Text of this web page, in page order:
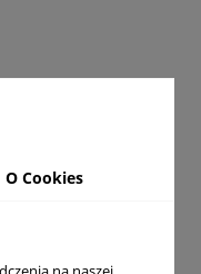
O Cookies